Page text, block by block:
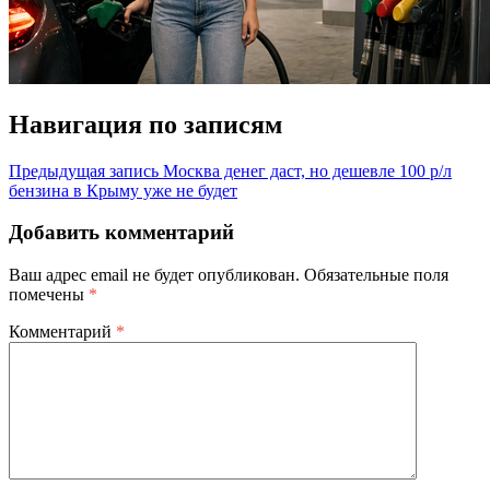
Навигация по записям
Предыдущая запись Москва денег даст, но дешевле 100 р/л
бензина в Крыму уже не будет
Добавить комментарий
Ваш адрес email не будет опубликован. Обязательные поля
помечены *
Комментарий *